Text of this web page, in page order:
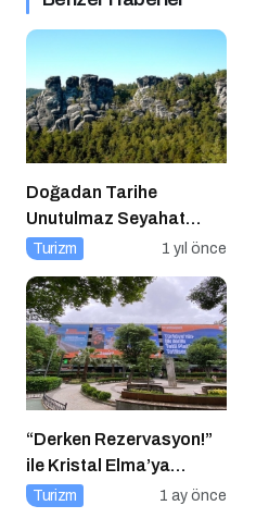
Doğadan Tarihe
Unutulmaz Seyahat
Önerileri
Turizm 1 yıl önce
“Derken Rezervasyon!”
ile Kristal Elma’ya
Uzanan Başarı Hikâyesi
Turizm 1 ay önce